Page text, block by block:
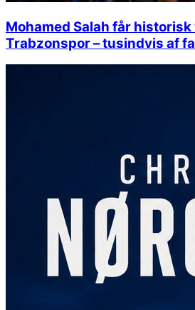
Mohamed Salah får
Trabzonspor – tusindvis af